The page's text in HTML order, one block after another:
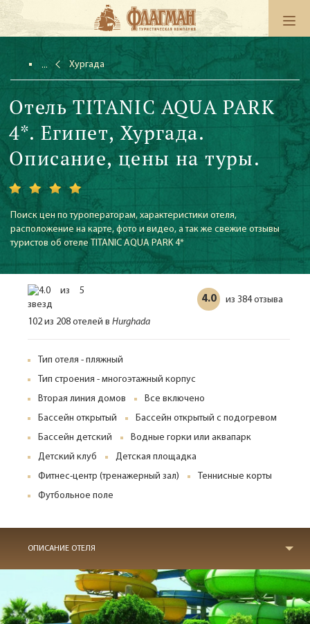
Хургада
Отель TITANIC AQUA PARK
4*. Египет, Хургада.
Описание, цены на туры.
Поиск цен по туроператорам, характеристики отеля,
расположение на карте, фото и видео, а так же свежие отзывы
туристов об отеле TITANIC AQUA PARK 4*
4.0 из 384 отзыва
102 из 208 отелей в Hurghada
Тип отеля - пляжный
Тип строения - многоэтажный корпус
Вторая линия домов
Все включено
Бассейн открытый
Бассейн открытый с подогревом
Бассейн детский
Водные горки или аквапарк
Детский клуб
Детская площадка
Фитнес-центр (тренажерный зал)
Теннисные корты
Футбольное поле
ОПИСАНИЕ ОТЕЛЯ